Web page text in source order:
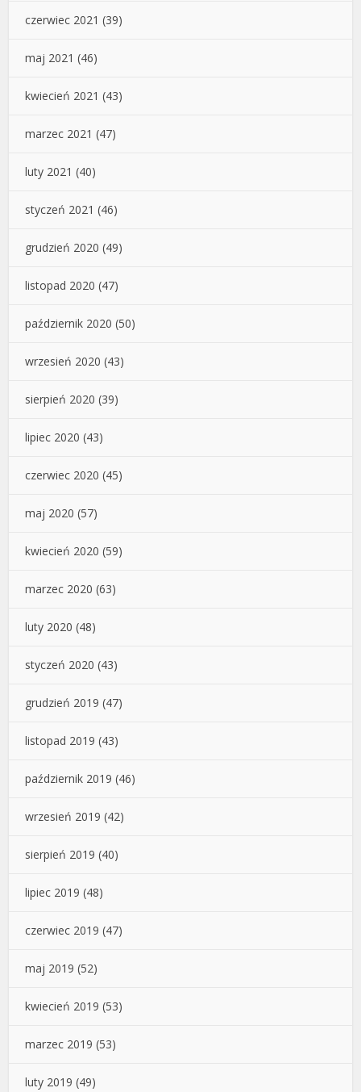
czerwiec 2021 (39)
maj 2021 (46)
kwiecień 2021 (43)
marzec 2021 (47)
luty 2021 (40)
styczeń 2021 (46)
grudzień 2020 (49)
listopad 2020 (47)
październik 2020 (50)
wrzesień 2020 (43)
sierpień 2020 (39)
lipiec 2020 (43)
czerwiec 2020 (45)
maj 2020 (57)
kwiecień 2020 (59)
marzec 2020 (63)
luty 2020 (48)
styczeń 2020 (43)
grudzień 2019 (47)
listopad 2019 (43)
październik 2019 (46)
wrzesień 2019 (42)
sierpień 2019 (40)
lipiec 2019 (48)
czerwiec 2019 (47)
maj 2019 (52)
kwiecień 2019 (53)
marzec 2019 (53)
luty 2019 (49)